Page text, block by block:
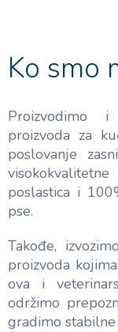
Ko smo
Proizvodimo
proizvoda za
poslovanje
poslastica i
pse.
Takođe,
proizvoda
ova i
održimo
gradimo